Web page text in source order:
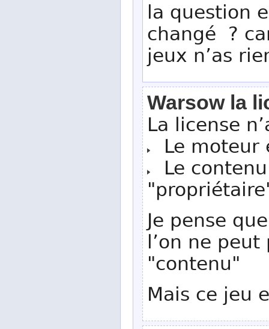
la question
changé ?
jeux n’as
Warsow la
La license
Le moteur
Le
Je pense
l’on ne
"contenu"
Mais ce